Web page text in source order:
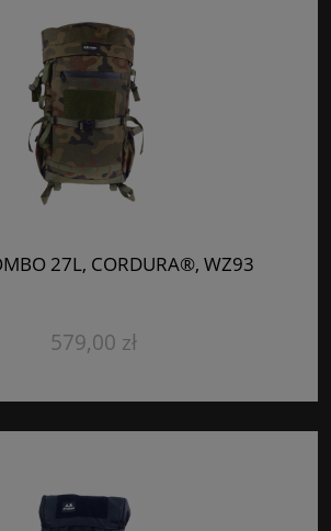
27L, CORDURA®, WZ93
579,00 zł